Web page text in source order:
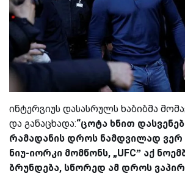
ინტერვიუს დასასრულს ხაბიბმა
და განაცხადა:“ცოტა ხნით
რამადანის დროს ნამდვილად ვერ
ნიუ-იორკი მომწონს, „UFC” აქ
ბრუნდება, სწორედ ამ დროს